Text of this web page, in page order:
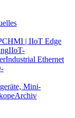
HMI | IIoT Edge
IIoT-
Industrial Ethernet
Mini-
Archiv